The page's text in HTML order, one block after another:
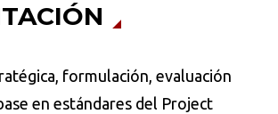
formulación, evaluación
en estándares del Project